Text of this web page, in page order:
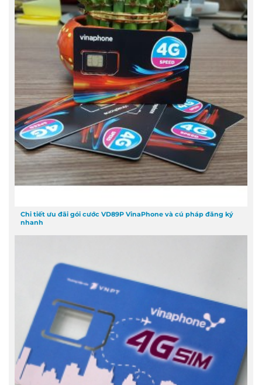
Chi tiết ưu đãi gói cước VD89P VinaPhone và cú pháp đăng ký
nhanh